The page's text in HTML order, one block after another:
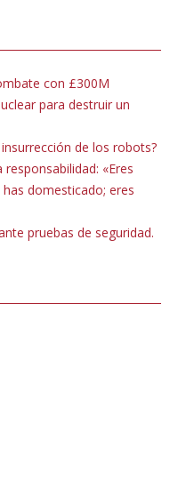
con £300M
para destruir un
de los robots?
responsabilidad: «Eres
domesticado; eres
pruebas de seguridad.